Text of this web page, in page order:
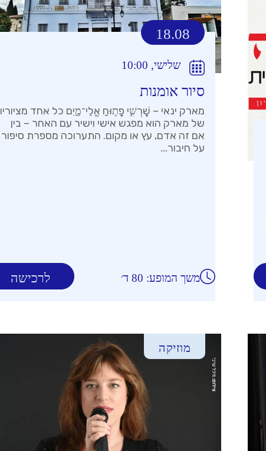
18.08
שלישי, 10:00
סיור אומנות
מארק ינאי – שׇׁרְשִׁ֣י פָת֣וּחַ אֱלֵי־מָ֑יִם כל אחד מציוריו
של מארק הוא מפגש אישי וישיר עם האחר – בין
אם זה אדם, עץ או מקום. התערוכה מספרת סיפור
על חיבור...
לרכישה משך המופע: 80 ד׳
מוזיקה